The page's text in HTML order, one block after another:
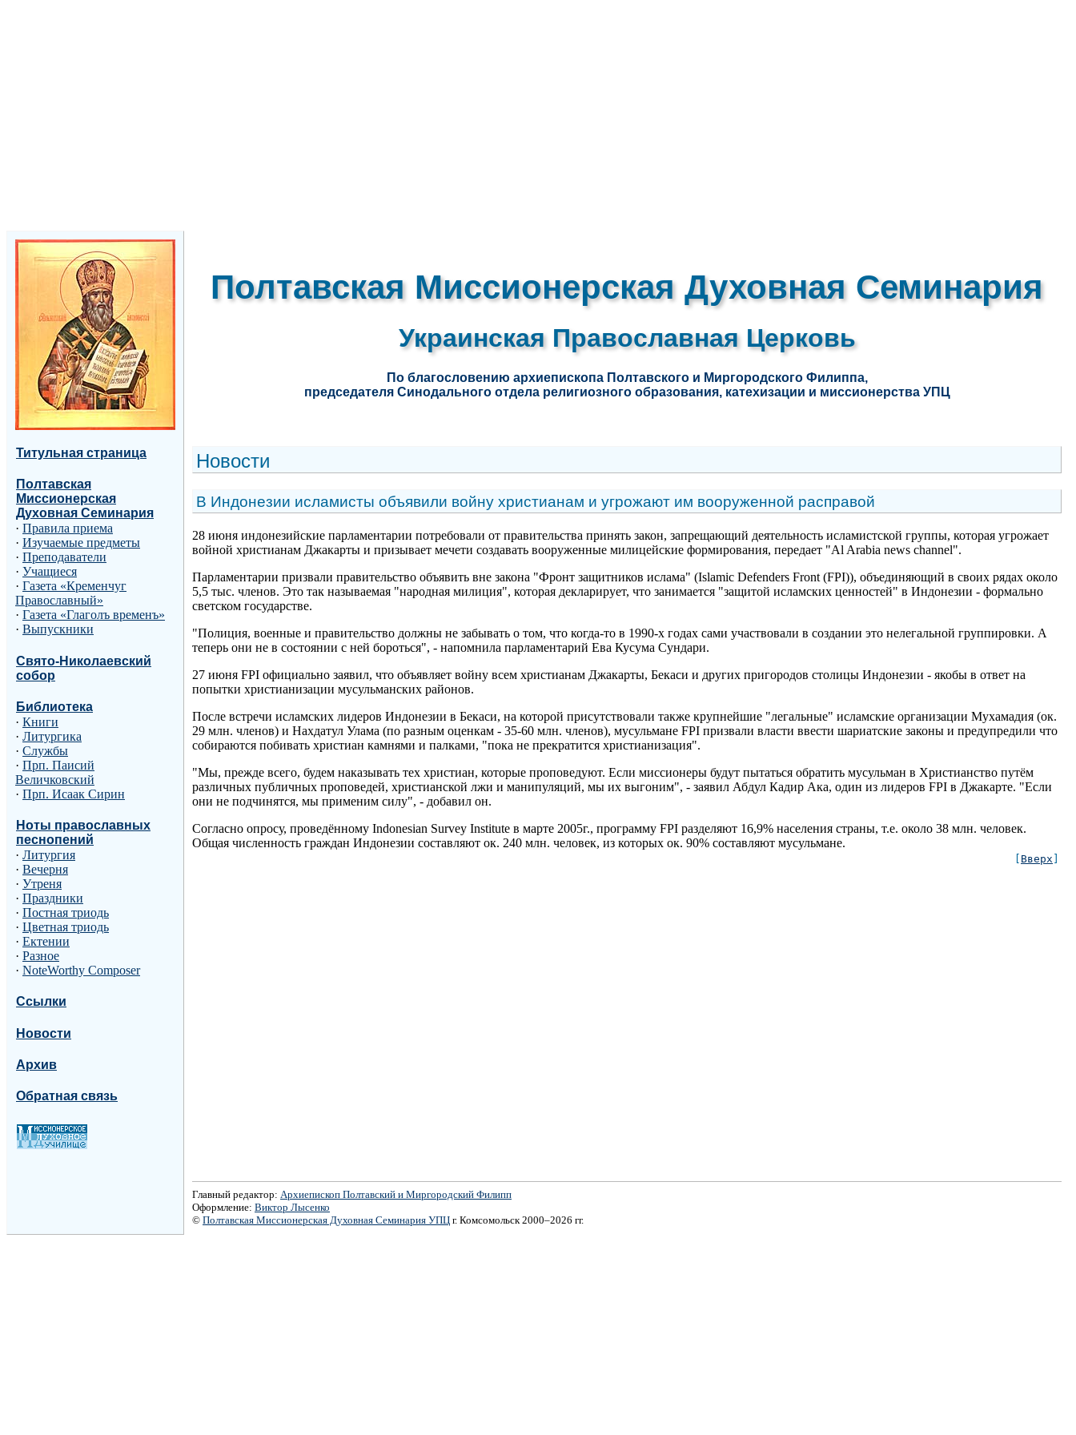
Полтавская Миссионерская Духовная Семинария
Украинская Православная Церковь
По благословению архиепископа Полтавского и Миргородского Филиппа,
председателя Синодального отдела религиозного образования, катехизации и миссионерства УПЦ
Титульная страница
Полтавская
Миссионерская
Духовная Семинария
· Правила приема
· Изучаемые предметы
· Преподаватели
· Учащиеся
· Газета «Кременчуг
Православный»
· Газета «Глаголъ временъ»
· Выпускники
Свято-Николаевский
собор
Библиотека
· Книги
· Литургика
· Службы
· Прп. Паисий
Величковский
· Прп. Исаак Сирин
Ноты православных
песнопений
· Литургия
· Вечерня
· Утреня
· Праздники
· Постная триодь
· Цветная триодь
· Ектении
· Разное
· NoteWorthy Composer
Ссылки
Новости
Архив
Обратная связь
Новости
В Индонезии исламисты объявили войну христианам и угрожают им вооруженной расправой
28 июня индонезийские парламентарии потребовали от правительства принять закон, запрещающий деятельность исламистской группы, которая угрожает
войной христианам Джакарты и призывает мечети создавать вооруженные милицейские формирования, передает "Al Arabia news channel".
Парламентарии призвали правительство объявить вне закона "Фронт защитников ислама" (Islamic Defenders Front (FPI)), объединяющий в своих рядах около
5,5 тыс. членов. Это так называемая "народная милиция", которая декларирует, что занимается "защитой исламских ценностей" в Индонезии - формально
светском государстве.
"Полиция, военные и правительство должны не забывать о том, что когда-то в 1990-х годах сами участвовали в создании это нелегальной группировки. А
теперь они не в состоянии с ней бороться", - напомнила парламентарий Ева Кусума Сундари.
27 июня FPI официально заявил, что объявляет войну всем христианам Джакарты, Бекаси и других пригородов столицы Индонезии - якобы в ответ на
попытки христианизации мусульманских районов.
После встречи исламских лидеров Индонезии в Бекаси, на которой присутствовали также крупнейшие "легальные" исламские организации Мухамадия (ок.
29 млн. членов) и Нахдатул Улама (по разным оценкам - 35-60 млн. членов), мусульмане FPI призвали власти ввести шариатские законы и предупредили что
собираются побивать христиан камнями и палками, "пока не прекратится христианизация".
"Мы, прежде всего, будем наказывать тех христиан, которые проповедуют. Если миссионеры будут пытаться обратить мусульман в Христианство путём
различных публичных проповедей, христианской лжи и манипуляций, мы их выгоним", - заявил Абдул Кадир Ака, один из лидеров FPI в Джакарте. "Если
они не подчинятся, мы применим силу", - добавил он.
Согласно опросу, проведённому Indonesian Survey Institute в марте 2005г., программу FPI разделяют 16,9% населения страны, т.е. около 38 млн. человек.
Общая численность граждан Индонезии составляют ок. 240 млн. человек, из которых ок. 90% составляют мусульмане.
[ Вверх ]
Главный редактор: Архиепископ Полтавский и Миргородский Филипп
Оформление: Виктор Лысенко
© Полтавская Миссионерская Духовная Семинария УПЦ г. Комсомольск 2000–2026 гг.